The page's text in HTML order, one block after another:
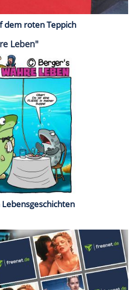
dem roten Teppich
Leben"